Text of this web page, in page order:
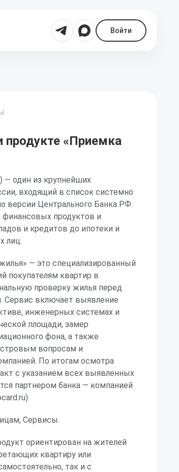
Войти
«Приемка
один из крупнейших
входящий в список системно
версии Центрального Банка РФ.
продуктов и
и кредитов до ипотеки и
лиц.
— это специализированный
покупателям квартир в
проверку жилья перед
Сервис включает выявление
инженерных системах и
площади, замер
фона, а также
вопросам и
По итогам осмотра
с указанием всех выявленных
партнером банка — компанией
Сервисы.
ориентирован на жителей
квартиру или
так и с